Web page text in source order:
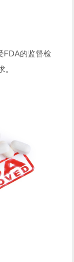
FDA的监督检
。